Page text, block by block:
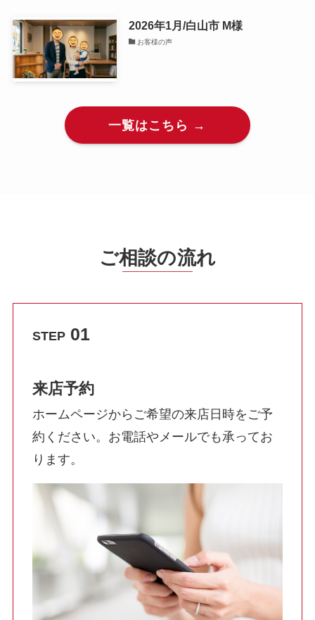
2026年1月/白山市 M様
お客様の声
一覧はこちら →
ご相談の流れ
STEP01
来店予約
ホームページからご希望の来店日時をご予
約ください。お電話やメールでも承ってお
ります。